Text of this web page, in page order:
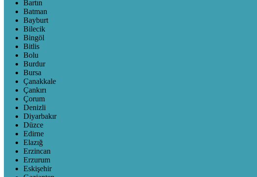
Bartın
Batman
Bayburt
Bilecik
Bingöl
Bitlis
Bolu
Burdur
Bursa
Çanakkale
Çankırı
Çorum
Denizli
Diyarbakır
Düzce
Edirne
Elazığ
Erzincan
Erzurum
Eskişehir